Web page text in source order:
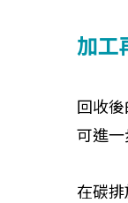
加工
回收
可進一
在碳